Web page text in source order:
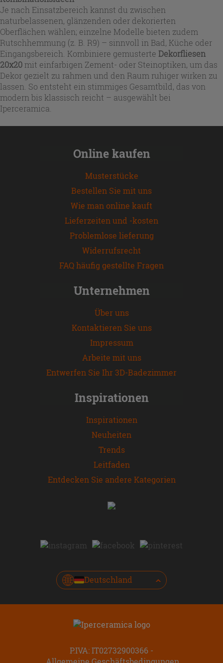
Je nach Einsatzbereich kannst du zwischen
naturbelassenen, glänzenden oder dekorierten
Oberflächen wählen; einzelne Modelle bieten zudem
Rutschhemmung (z. B. R9) – sinnvoll in Bad, Küche oder
Eingangsbereich. Kombiniere gemusterte Dekorfliesen
20x20mit einfarbigen Zement- oder Steinoptiken, um das
Dekor gezielt zu rahmen und den Raum ruhiger wirken zu
lassen. So entsteht ein stimmiges Gesamtbild, das von
modern bis klassisch reicht – ausgewählt bei
Iperceramica.
Online kaufen
Musterstücke
Bestellen Sie mit uns
Wie man online kauft
Lieferzeiten und -kosten
Problemlose lieferung
Widerrufsrecht
FAQ häufig gestellte Fragen
Unternehmen
Über uns
Kontaktieren Sie uns
Impressum
Arbeite mit uns
Entwerfen Sie Ihr 3D-Badezimmer
Inspirationen
Inspirationen
Neuheiten
Trends
Leitfaden
Entdecken Sie andere Kategorien
Deutschland
P.IVA: IT02732900366